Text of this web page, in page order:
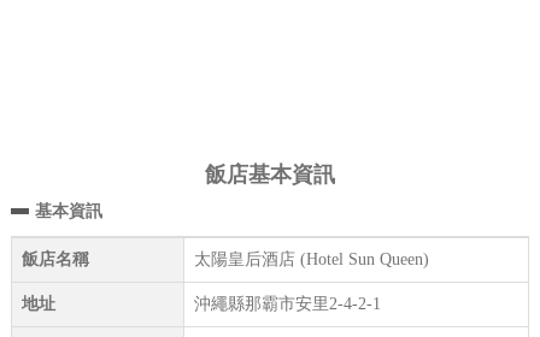
飯店基本資訊
基本資訊
飯店名稱 太陽皇后酒店 (Hotel Sun Queen)
地址 沖繩縣那霸市安里2-4-2-1